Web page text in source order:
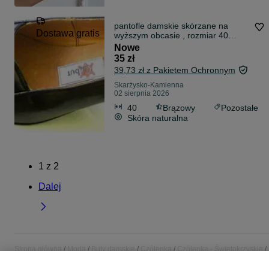
Dostawa gratis
pantofle damskie skórzane na
wyższym obcasie , rozmiar 40
darmowa dostawa !
Nowe
35 zł
39,73 zł z Pakietem Ochronnym
Skarżysko-Kamienna
02 sierpnia 2026
40 Brązowy
Pozostałe
Skóra naturalna
1 z 2
Dalej
Strona główna Moda Buty damskie Czółenka
Czółenka - Świętokrzyskie